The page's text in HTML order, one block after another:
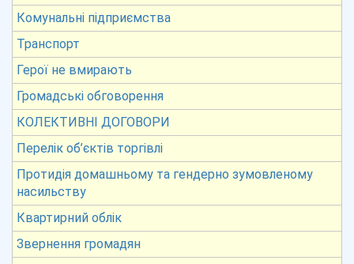
Комунальні підприємства
Транспорт
Герої не вмирають
Громадські обговорення
КОЛЕКТИВНІ ДОГОВОРИ
Перелік об’єктів торгівлі
Протидія домашньому та гендерно зумовленому
насильству
Квартирний облік
Звернення громадян